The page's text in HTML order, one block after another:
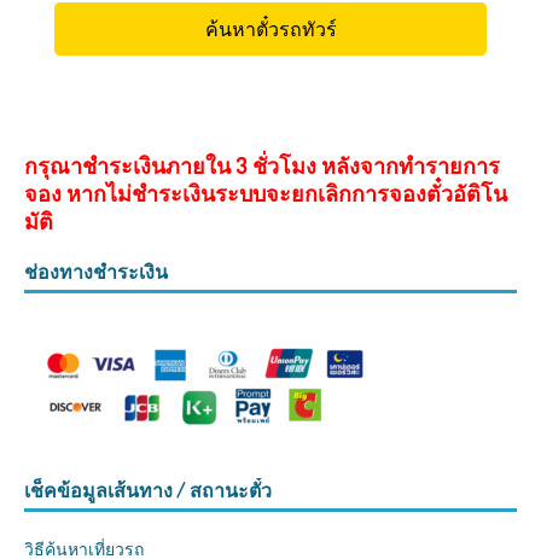
กรุณาชำระเงินภายใน 3 ชั่วโมง หลังจากทำรายการ
จอง หากไม่ชำระเงินระบบจะยกเลิกการจองตั๋วอัติโน
มัติ
ช่องทางชำระเงิน
เช็คข้อมูลเส้นทาง / สถานะตั๋ว
วิธีค้นหาเที่ยวรถ